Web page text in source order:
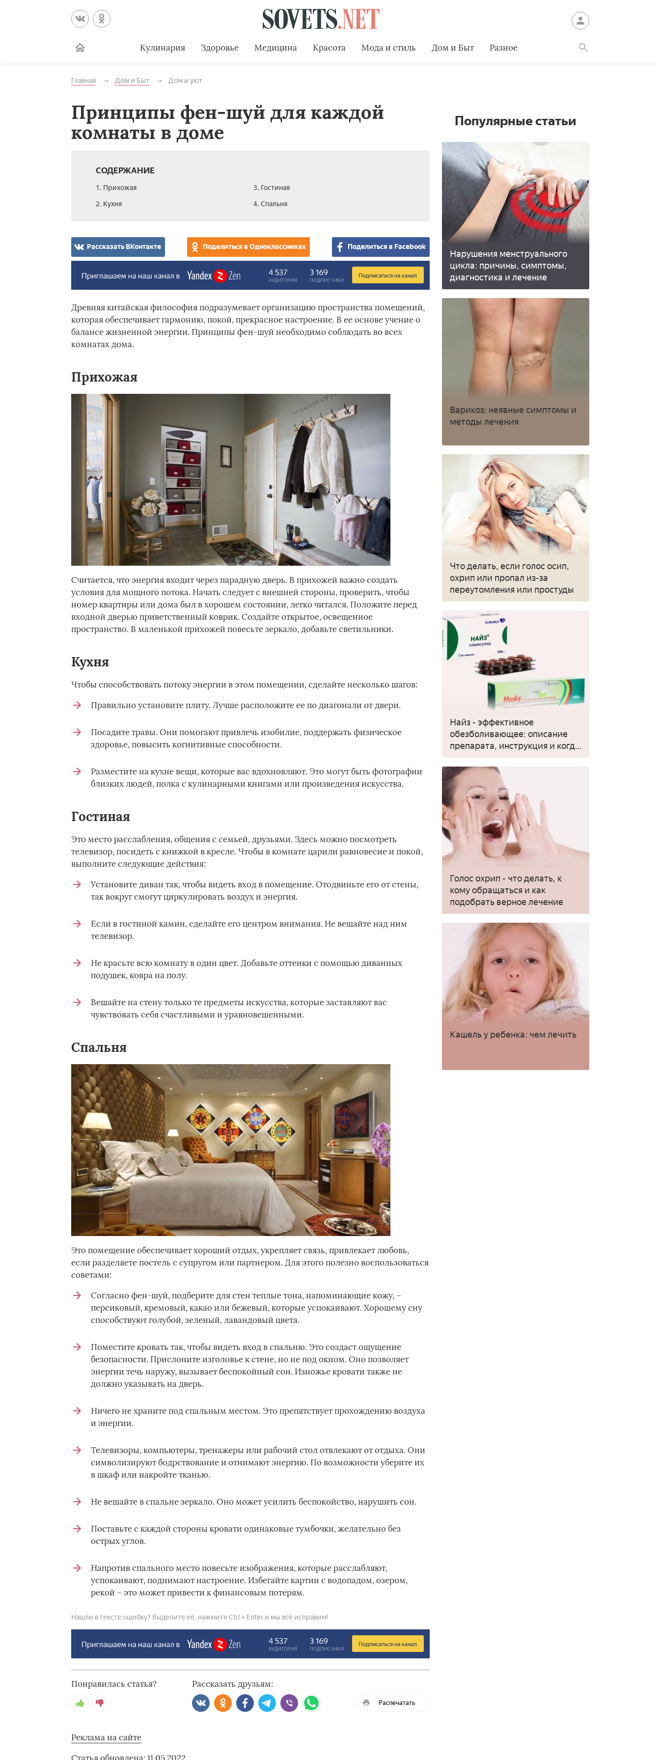
Кулинария Здоровье Медицина Красота Мода и стиль Дом и Быт Разное
Главная Дом и Быт Дом и уют
Принципы фен-шуй для каждой
комнаты в доме
СОДЕРЖАНИЕ
1. Прихожая
2. Кухня
3. Гостиная
4. Спальня
Рассказать ВКонтакте Поделиться в Одноклассниках Поделиться в Facebook
Древняя китайская философия подразумевает организацию пространства помещений,
которая обеспечивает гармонию, покой, прекрасное настроение. В ее основе учение о
балансе жизненной энергии. Принципы фен-шуй необходимо соблюдать во всех
комнатах дома.
Прихожая
Считается, что энергия входит через парадную дверь. В прихожей важно создать
условия для мощного потока. Начать следует с внешней стороны, проверить, чтобы
номер квартиры или дома был в хорошем состоянии, легко читался. Положите перед
входной дверью приветственный коврик. Создайте открытое, освещенное
пространство. В маленькой прихожей повесьте зеркало, добавьте светильники.
Кухня
Чтобы способствовать потоку энергии в этом помещении, сделайте несколько шагов:
Правильно установите плиту. Лучше расположите ее по диагонали от двери.
Посадите травы. Они помогают привлечь изобилие, поддержать физическое
здоровье, повысить когнитивные способности.
Разместите на кухне вещи, которые вас вдохновляют. Это могут быть фотографии
близких людей, полка с кулинарными книгами или произведения искусства.
Гостиная
Это место расслабления, общения с семьей, друзьями. Здесь можно посмотреть
телевизор, посидеть с книжкой в кресле. Чтобы в комнате царили равновесие и покой,
выполните следующие действия:
Установите диван так, чтобы видеть вход в помещение. Отодвиньте его от стены,
так вокруг смогут циркулировать воздух и энергия.
Если в гостиной камин, сделайте его центром внимания. Не вешайте над ним
телевизор.
Не красьте всю комнату в один цвет. Добавьте оттенки с помощью диванных
подушек, ковра на полу.
Вешайте на стену только те предметы искусства, которые заставляют вас
чувствовать себя счастливыми и уравновешенными.
Спальня
Это помещение обеспечивает хороший отдых, укрепляет связь, привлекает любовь,
если разделяете постель с супругом или партнером. Для этого полезно воспользоваться
советами:
Согласно фен-шуй, подберите для стен теплые тона, напоминающие кожу, –
персиковый, кремовый, какао или бежевый, которые успокаивают. Хорошему сну
способствуют голубой, зеленый, лавандовый цвета.
Поместите кровать так, чтобы видеть вход в спальню. Это создаст ощущение
безопасности. Прислоните изголовье к стене, но не под окном. Оно позволяет
энергии течь наружу, вызывает беспокойный сон. Изножье кровати также не
должно указывать на дверь.
Ничего не храните под спальным местом. Это препятствует прохождению воздуха
и энергии.
Телевизоры, компьютеры, тренажеры или рабочий стол отвлекают от отдыха. Они
символизируют бодрствование и отнимают энергию. По возможности уберите их
в шкаф или накройте тканью.
Не вешайте в спальне зеркало. Оно может усилить беспокойство, нарушить сон.
Поставьте с каждой стороны кровати одинаковые тумбочки, желательно без
острых углов.
Напротив спального место повесьте изображения, которые расслабляют,
успокаивают, поднимают настроение. Избегайте картин с водопадом, озером,
рекой – это может привести к финансовым потерям.
Нашли в тексте ошибку? Выделите её, нажмите Ctrl + Enter и мы всё исправим!
Понравилась статья? Рассказать друзьям:
Распечатать
Реклама на сайте
Популярные статьи
Нарушения менструального
цикла: причины, симптомы,
диагностика и лечение
Варикоз: неявные симптомы и
методы лечения
Что делать, если голос осип,
охрип или пропал из-за
переутомления или простуды
Найз - эффективное
обезболивающее: описание
препарата, инструкция и когда
применять
Голос охрип - что делать, к
кому обращаться и как
подобрать верное лечение
Кашель у ребенка: чем лечить